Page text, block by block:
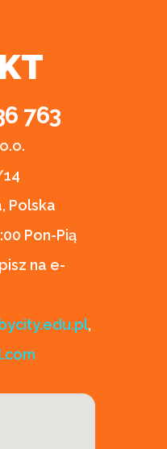
763
Polska
Pon-Pią
na e-
,